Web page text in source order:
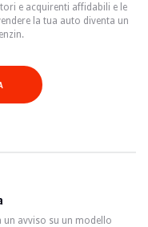
ha lasciato la fabbrica. Il
:
e acquirenti affidabili e le
la tua auto diventa un
un avviso su un modello